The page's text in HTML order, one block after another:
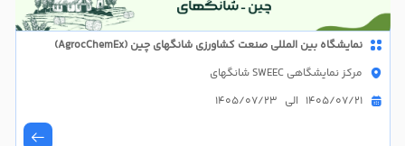
نمایشگاه بین المللی صنعت کشاورزی شانگهای چین (AgrocChemEx)
مرکز نمایشگاهی SWEEC شانگهای
1405/07/21 الی 1405/07/23